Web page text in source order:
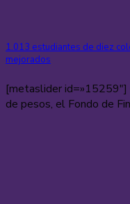
1.013 estudiantes de diez
mejorados
[metaslider id=»15259″]
de pesos, el Fondo de